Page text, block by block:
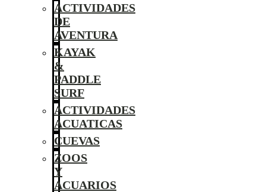
ACTIVIDADES
DE
AVENTURA
KAYAK
&
PADDLE
SURF
ACTIVIDADES
ACUATICAS
CUEVAS
ZOOS
Y
ACUARIOS